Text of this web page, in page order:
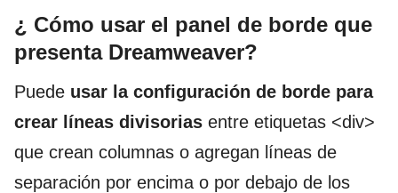
¿ Cómo usar el panel de borde que
presenta Dreamweaver?
Puede usar la configuración de borde para
crear líneas divisorias entre etiquetas <div>
que crean columnas o agregan líneas de
separación por encima o por debajo de los